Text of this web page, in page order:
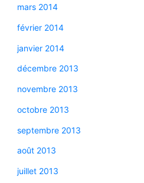
mars 2014
février 2014
janvier 2014
décembre 2013
novembre 2013
octobre 2013
septembre 2013
août 2013
juillet 2013